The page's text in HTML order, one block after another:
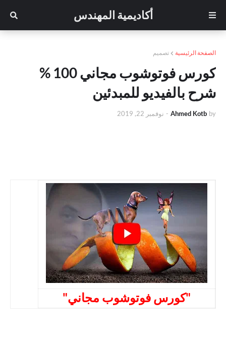
أكاديمية المهندس
الصفحة الرئيسية تصميم
كورس فوتوشوب مجاني 100 %
شرح بالفيديو للمبدئين
by
Ahmed Kotb
- نوفمبر 22, 2019
"كورس فوتوشوب مجاني"